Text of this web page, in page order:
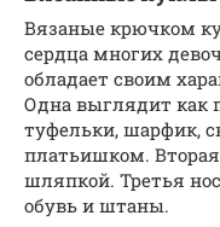
Вязаные крючком
сердца многих
обладает своим
Одна выглядит как
туфельки, шарфик,
платьишком.
шляпкой. Третья
обувь и штаны.